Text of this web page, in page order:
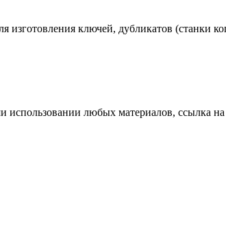
ключей, дубликатов (станки
любых материалов, ссылка на